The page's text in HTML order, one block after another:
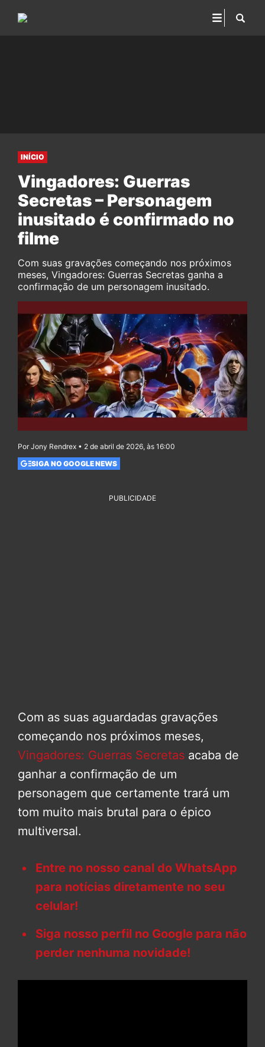
INÍCIO
Vingadores: Guerras
Secretas – Personagem
inusitado é confirmado no
filme
Com suas gravações começando nos próximos
meses, Vingadores: Guerras Secretas ganha a
confirmação de um personagem inusitado.
Por Jony Rendrex • 2 de abril de 2026, às 16:00
SIGA NO GOOGLE NEWS
PUBLICIDADE
Com as suas aguardadas gravações
começando nos próximos meses,
Vingadores: Guerras Secretas acaba de
ganhar a confirmação de um
personagem que certamente trará um
tom muito mais brutal para o épico
multiversal.
Entre no nosso canal do WhatsApp
para notícias diretamente no seu
celular!
Siga nosso perfil no Google para não
perder nenhuma novidade!